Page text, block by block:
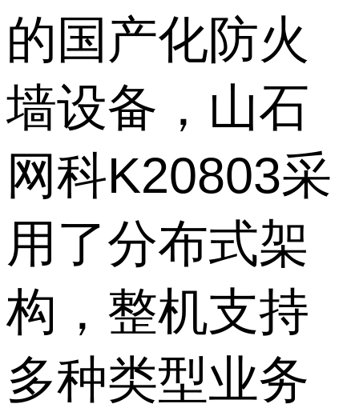
的国产化防火
墙设备，山石
网科K20803采
用了分布式架
构，整机支持
多种类型业务